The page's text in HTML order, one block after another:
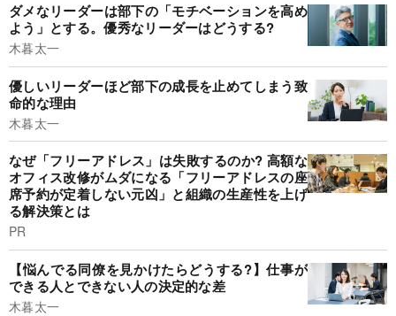
ダメなリーダーは部下の「モチベーションを高め
よう」とする。優秀なリーダーはどうする?
木暮太一
優しいリーダーほど部下の成長を止めてしまう致
命的な理由
木暮太一
なぜ「フリーアドレス」は失敗するのか? 高額な
オフィス改修がムダになる「フリーアドレスの座
席予約が定着しない元凶」と組織の生産性を上げ
る解決策とは
PR
【悩んでる同僚を見かけたらどうする?】仕事が
できる人とできない人の決定的な差
木暮太一